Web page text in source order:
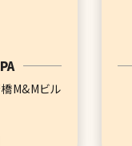
M&Mビル